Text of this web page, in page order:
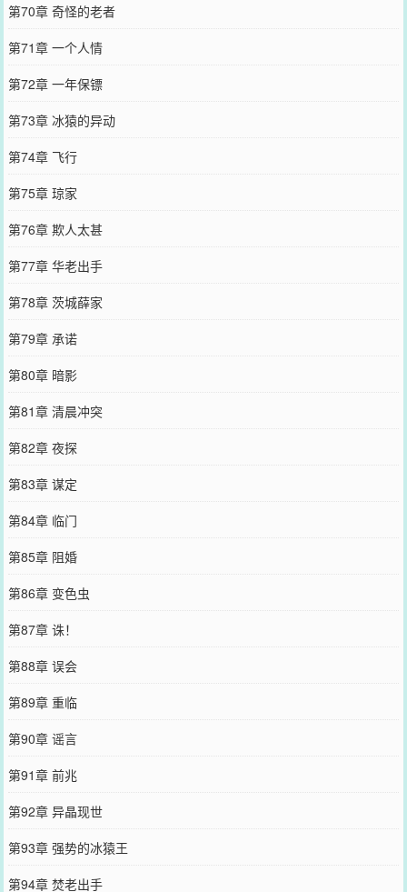
第70章 奇怪的老者
第71章 一个人情
第72章 一年保镖
第73章 冰猿的异动
第74章 飞行
第75章 琼家
第76章 欺人太甚
第77章 华老出手
第78章 茨城薛家
第79章 承诺
第80章 暗影
第81章 清晨冲突
第82章 夜探
第83章 谋定
第84章 临门
第85章 阻婚
第86章 变色虫
第87章 诛！
第88章 误会
第89章 重临
第90章 谣言
第91章 前兆
第92章 异晶现世
第93章 强势的冰猿王
第94章 焚老出手